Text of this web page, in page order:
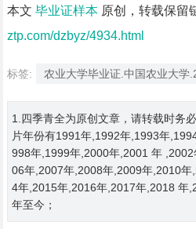
本文 毕业证样本原创，转载保留
ztp.com/dzbyz/4934.html
标签: 农业大学毕业证.中国农业大学
1.四季青全为原创文章，请转载时务
片年份有1991年,1992年,1993年
998年,1999年,2000年,2001 年
06年,2007年,2008年,2009年,2010
4年,2015年,2016年,2017年,2018 年
年至今；